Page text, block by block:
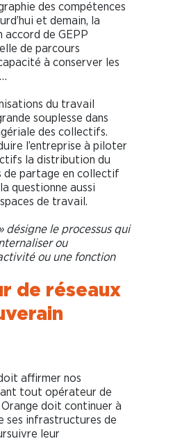
des compétences
et demain, la
accord de GEPP
de parcours
à conserver les
du travail
souplesse dans
des collectifs.
l’entreprise à piloter
la distribution du
de partage en collectif
questionne aussi
de travail.
désigne le processus qui
ou
ou une fonction
de réseaux
affirmer nos
tout opérateur de
doit continuer à
ses infrastructures de
leur